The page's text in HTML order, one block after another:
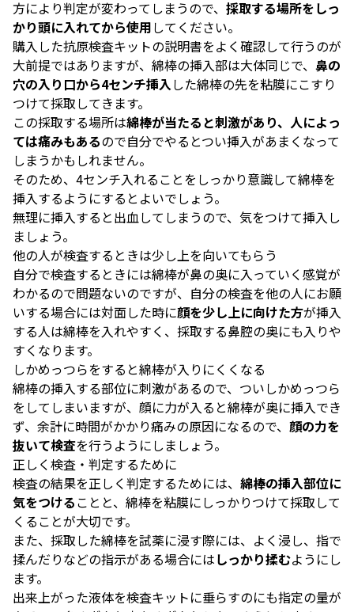
方により判定が変わってしまうので、 採取する場所をしっ
かり頭に入れてから使用してください。
購入した抗原検査キットの説明書をよく確認して行うのが
大前提ではありますが、綿棒の挿入部は大体同じで、 鼻の
穴の入り口から4センチ挿入した綿棒の先を粘膜にこすり
つけて採取してきます。
この採取する場所は綿棒が当たると刺激があり、人によっ
ては痛みもあるので自分でやるとつい挿入があまくなって
しまうかもしれません。
そのため、4センチ入れることをしっかり意識して綿棒を
挿入するようにするとよいでしょう。
無理に挿入すると出血してしまうので、気をつけて挿入し
ましょう。
他の人が検査するときは少し上を向いてもらう
自分で検査するときには綿棒が鼻の奥に入っていく感覚が
わかるので問題ないのですが、自分の検査を他の人にお願
いする場合には対面した時に顔を少し上に向けた方が挿入
する人は綿棒を入れやすく、採取する鼻腔の奥にも入りや
すくなります。
しかめっつらをすると綿棒が入りにくくなる
綿棒の挿入する部位に刺激があるので、ついしかめっつら
をしてしまいますが、顔に力が入ると綿棒が奥に挿入でき
ず、余計に時間がかかり痛みの原因になるので、 顔の力を
抜いて検査を行うようにしましょう。
正しく検査・判定するために
検査の結果を正しく判定するためには、 綿棒の挿入部位に
気をつけることと、綿棒を粘膜にしっかりつけて採取して
くることが大切です。
また、採取した綿棒を試薬に浸す際には、よく浸し、指で
揉んだりなどの指示がある場合にはしっかり揉むようにし
ます。
出来上がった液体を検査キットに垂らすのにも指定の量が